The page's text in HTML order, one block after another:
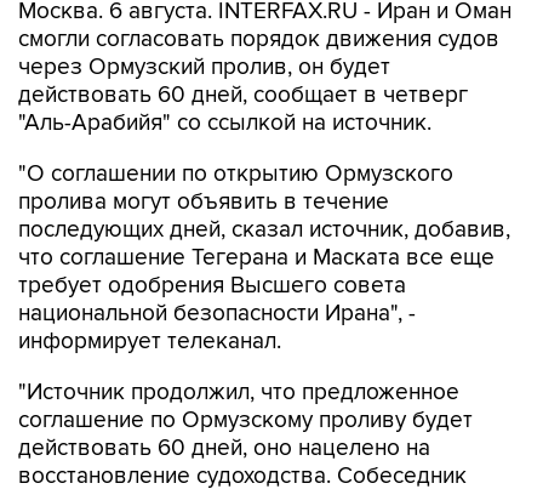
Москва. 6 августа. INTERFAX.RU - Иран и Оман
смогли согласовать порядок движения судов
через Ормузский пролив, он будет
действовать 60 дней, сообщает в четверг
"Аль-Арабийя" со ссылкой на источник.
"О соглашении по открытию Ормузского
пролива могут объявить в течение
последующих дней, сказал источник, добавив,
что соглашение Тегерана и Маската все еще
требует одобрения Высшего совета
национальной безопасности Ирана", -
информирует телеканал.
"Источник продолжил, что предложенное
соглашение по Ормузскому проливу будет
действовать 60 дней, оно нацелено на
восстановление судоходства. Собеседник